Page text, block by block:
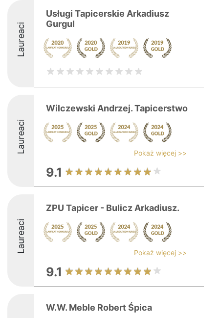
Laureaci
Usługi Tapicerskie Arkadiusz
Gurgul
Laureaci
Wilczewski Andrzej. Tapicerstwo
Pokaż więcej >>
9.1
Laureaci
ZPU Tapicer - Bulicz Arkadiusz.
Pokaż więcej >>
9.1
W.W. Meble Robert Śpica